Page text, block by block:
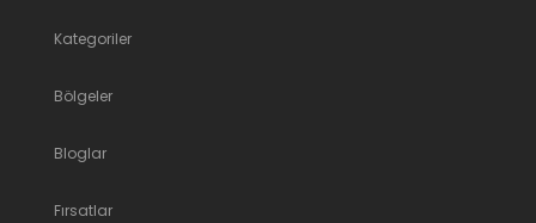
Kategoriler
Bölgeler
Bloglar
Fırsatlar